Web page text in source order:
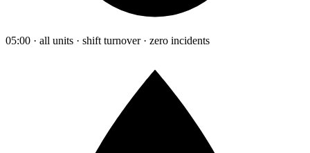
05:00 · all units · shift turnover · zero incidents